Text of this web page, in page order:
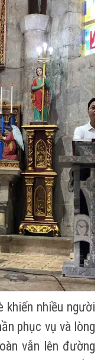
nhiều người
phục vụ và lòng
vẫn lên đường